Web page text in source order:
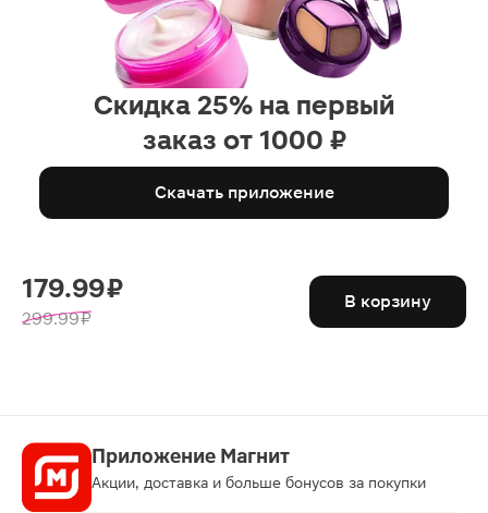
Скидка 25% на первый
заказ от 1000 ₽
Скачать приложение
179.99 ₽
299.99 ₽
В корзину
Приложение Магнит
Акции, доставка и больше бонусов за покупки